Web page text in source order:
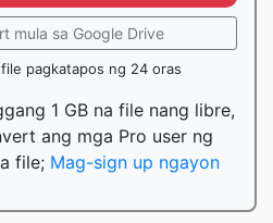
mula sa Google Drive
pagkatapos ng 24 oras
1 GB na file nang libre,
ang mga Pro user ng
file; Mag-sign up ngayon